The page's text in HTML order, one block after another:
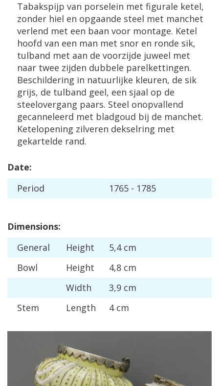
Tabakspijp van porselein met figurale ketel,
zonder hiel en opgaande steel met manchet
verlend met een baan voor montage. Ketel
hoofd van een man met snor en ronde sik,
tulband met aan de voorzijde juweel met
naar twee zijden dubbele parelkettingen.
Beschildering in natuurlijke kleuren, de sik
grijs, de tulband geel, een sjaal op de
steelovergang paars. Steel onopvallend
gecanneleerd met bladgoud bij de manchet.
Ketelopening zilveren dekselring met
gekartelde rand.
Date:
Period
1765 - 1785
Dimensions:
General
Height 5,4 cm
Bowl
Height 4,8 cm
Width
3,9 cm
Stem
Length 4 cm